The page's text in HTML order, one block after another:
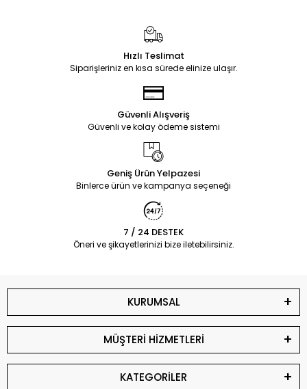
Hızlı Teslimat
Siparişleriniz en kısa sürede elinize ulaşır.
Güvenli Alışveriş
Güvenli ve kolay ödeme sistemi
Geniş Ürün Yelpazesi
Binlerce ürün ve kampanya seçeneği
7 / 24 DESTEK
Öneri ve şikayetlerinizi bize iletebilirsiniz.
KURUMSAL
MÜŞTERİ HİZMETLERİ
KATEGORİLER